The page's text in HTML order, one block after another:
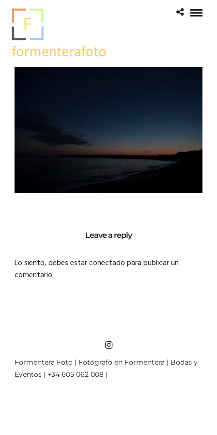
Leave a reply
Lo siento, debes estarconectadopara publicar un
comentario.
Formentera Foto | Fotógrafo en Formentera | Bodas y
Eventos | +34 605 062 008 |